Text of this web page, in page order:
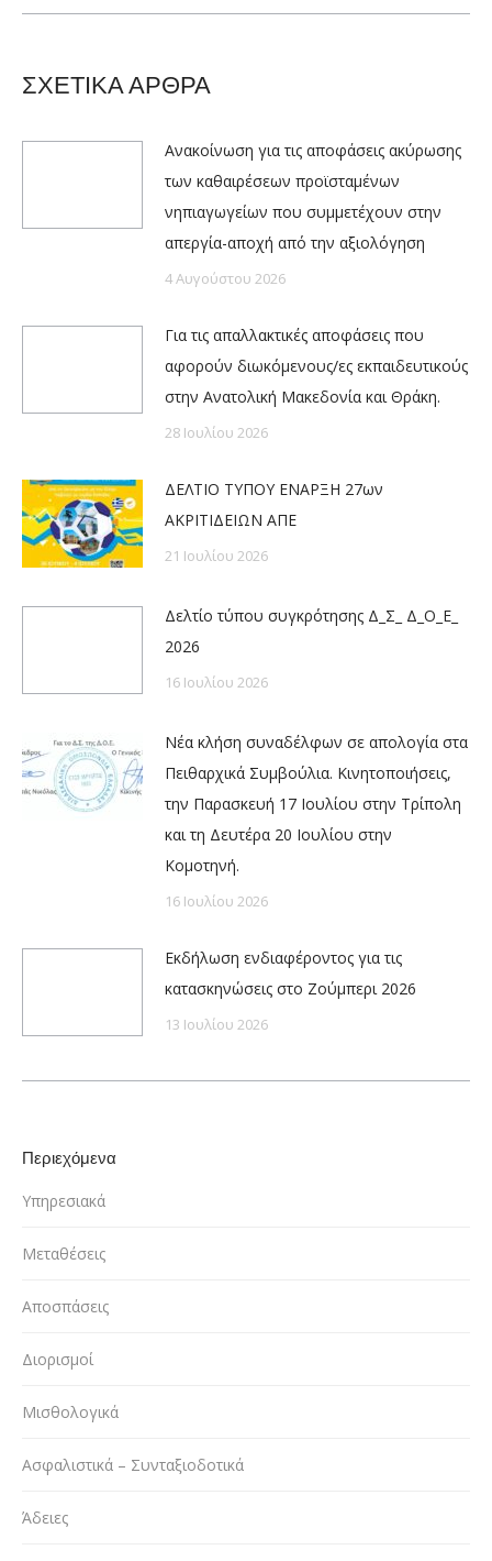
ΣΧΕΤΙΚΑ ΑΡΘΡΑ
Ανακοίνωση για τις αποφάσεις ακύρωσης
των καθαιρέσεων προϊσταμένων
νηπιαγωγείων που συμμετέχουν στην
απεργία-αποχή από την αξιολόγηση
4 Αυγούστου 2026
Για τις απαλλακτικές αποφάσεις που
αφορούν διωκόμενους/ες εκπαιδευτικούς
στην Ανατολική Μακεδονία και Θράκη.
28 Ιουλίου 2026
ΔΕΛΤΙΟ ΤΥΠΟΥ ΕΝΑΡΞΗ 27ων
ΑΚΡΙΤΙΔΕΙΩΝ ΑΠΕ
21 Ιουλίου 2026
Δελτίο τύπου συγκρότησης Δ_Σ_ Δ_Ο_Ε_
2026
16 Ιουλίου 2026
Νέα κλήση συναδέλφων σε απολογία στα
Πειθαρχικά Συμβούλια. Κινητοποιήσεις,
την Παρασκευή 17 Ιουλίου στην Τρίπολη
και τη Δευτέρα 20 Ιουλίου στην
Κομοτηνή.
16 Ιουλίου 2026
Εκδήλωση ενδιαφέροντος για τις
κατασκηνώσεις στο Ζούμπερι 2026
13 Ιουλίου 2026
Περιεχόμενα
Υπηρεσιακά
Μεταθέσεις
Αποσπάσεις
Διορισμοί
Μισθολογικά
Ασφαλιστικά – Συνταξιοδοτικά
Άδειες